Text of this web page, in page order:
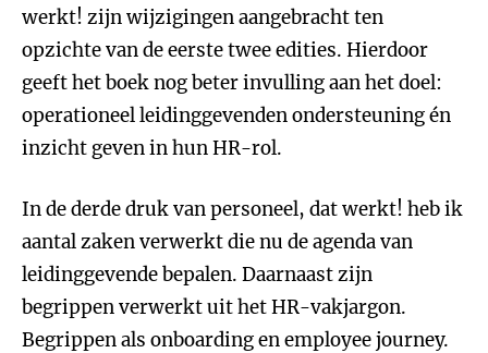
werkt! zijn wijzigingen aangebracht ten
opzichte van de eerste twee edities. Hierdoor
geeft het boek nog beter invulling aan het doel:
operationeel leidinggevenden ondersteuning én
inzicht geven in hun HR-rol.
In de derde druk van personeel, dat werkt! heb ik
aantal zaken verwerkt die nu de agenda van
leidinggevende bepalen. Daarnaast zijn
begrippen verwerkt uit het HR-vakjargon.
Begrippen als onboarding en employee journey.